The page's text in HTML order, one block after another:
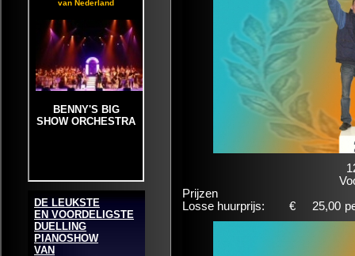
Prijzen
Losse huurprijs:
€ 25,00